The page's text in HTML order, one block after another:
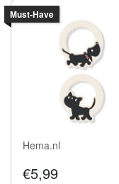
Must-Have
Hema.nl
€5,99